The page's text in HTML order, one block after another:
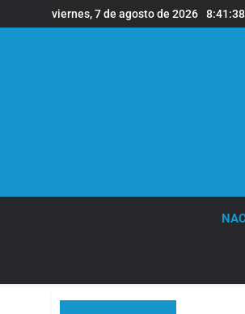
al
viernes, 7 de agosto de 2026